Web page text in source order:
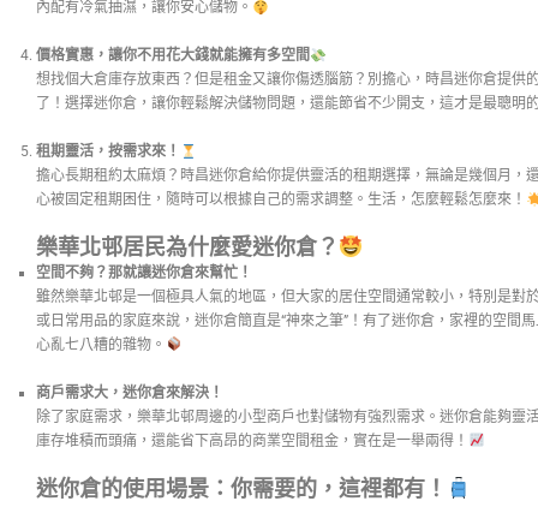
內配有冷氣抽濕，讓你安心儲物。
價格實惠，讓你不用花大錢就能擁有多空間
想找個大倉庫存放東西？但是租金又讓你傷透腦筋？別擔心，時昌迷你倉提供
了！選擇迷你倉，讓你輕鬆解決儲物問題，還能節省不少開支，這才是最聰明
租期靈活，按需求來！
擔心長期租約太麻煩？時昌迷你倉給你提供靈活的租期選擇，無論是幾個月，
心被固定租期困住，隨時可以根據自己的需求調整。生活，怎麼輕鬆怎麼來！
樂華北邨居民為什麼愛迷你倉？
空間不夠？那就讓迷你倉來幫忙！
雖然樂華北邨是一個極具人氣的地區，但大家的居住空間通常較小，特別是對
或日常用品的家庭來說，迷你倉簡直是“神來之筆”！有了迷你倉，家裡的空間
心亂七八糟的雜物。
商戶需求大，迷你倉來解決！
除了家庭需求，樂華北邨周邊的小型商戶也對儲物有強烈需求。迷你倉能夠靈
庫存堆積而頭痛，還能省下高昂的商業空間租金，實在是一舉兩得！
迷你倉的使用場景：你需要的，這裡都有！